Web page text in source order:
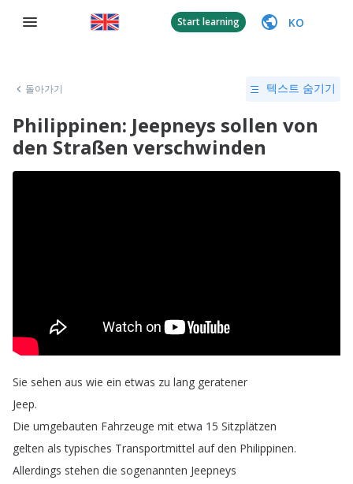
Start learning KO
돌아가기 텍스트 숨기기
Philippinen: Jeepneys sollen von
den Straßen verschwinden
Sie sehen aus wie ein etwas zu lang geratener
Jeep.
Die umgebauten Fahrzeuge mit etwa 15 Sitzplätzen
gelten als typisches Transportmittel auf den Philippinen.
Allerdings stehen die sogenannten Jeepneys